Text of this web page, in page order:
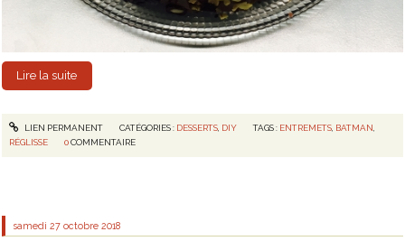
Lire la suite
LIEN PERMANENT CATÉGORIES : DESSERTS, DIY TAGS : ENTREMETS BATMAN
RÉGLISSE
0 COMMENTAIRE
samedi 27 octobre 2018